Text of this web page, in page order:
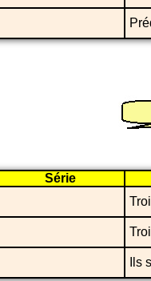
Série
Ils